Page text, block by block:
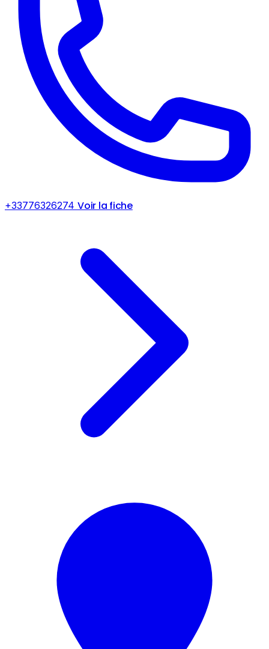
+33776326274 Voir la fiche